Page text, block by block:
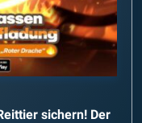
sichern! Der